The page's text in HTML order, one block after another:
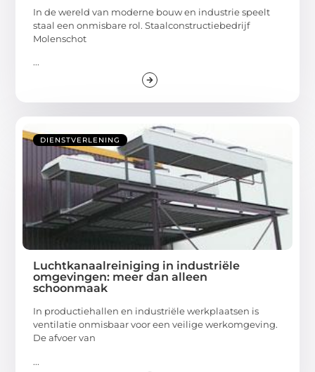
In de wereld van moderne bouw en industrie speelt
staal een onmisbare rol. Staalconstructiebedrijf
Molenschot
...
DIENSTVERLENING
Luchtkanaalreiniging in industriële
omgevingen: meer dan alleen
schoonmaak
In productiehallen en industriële werkplaatsen is
ventilatie onmisbaar voor een veilige werkomgeving.
De afvoer van
...